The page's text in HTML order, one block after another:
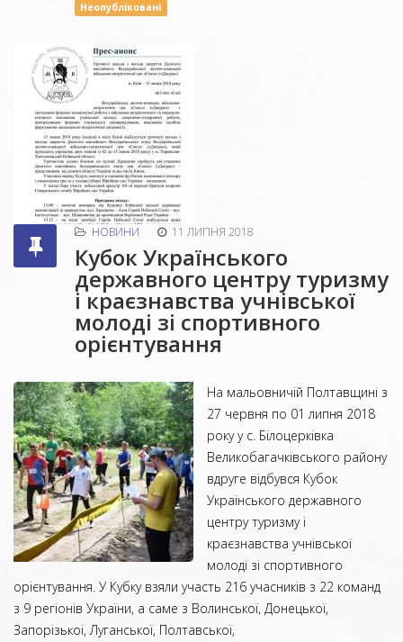
Неопубліковані
НОВИНИ 11 ЛИПНЯ 2018
Кубок Українського
державного центру туризму
і краєзнавства учнівської
молоді зі спортивного
орієнтування
На мальовничій Полтавщині з
27 червня по 01 липня 2018
року у с. Білоцерківка
Великобагачківського району
вдруге відбувся Кубок
Українського державного
центру туризму і
краєзнавства учнівської
молоді зі спортивного
орієнтування. У Кубку взяли участь 216 учасників з 22 команд
з 9 регіонів України, а саме з Волинської, Донецької,
Запорізької, Луганської, Полтавської,